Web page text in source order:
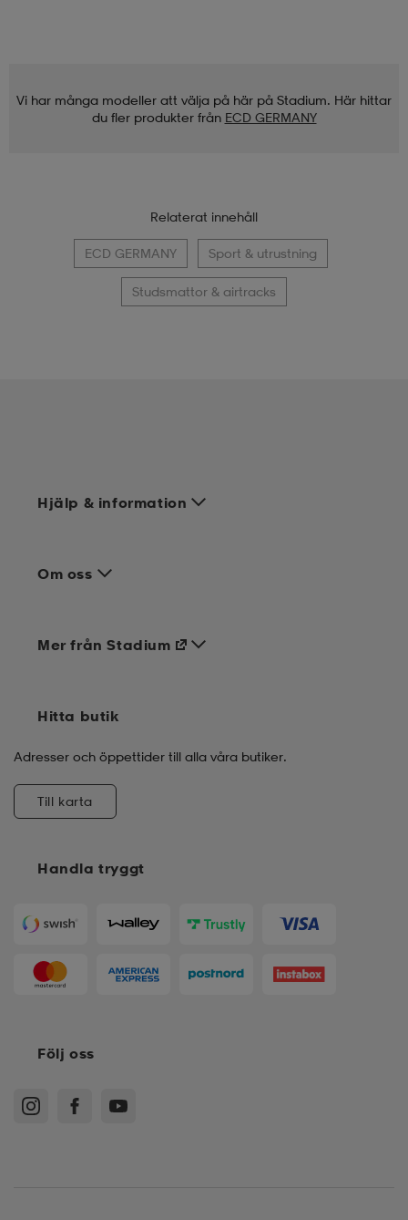
Vi har många modeller att välja på här på Stadium. Här hittar
du fler produkter från ECD GERMANY
Relaterat innehåll
ECD GERMANY Sport & utrustning
Studsmattor & airtracks
Hjälp & information
Om oss
Handla tryggt
Mer från Stadium
Hitta butik
Adresser och öppettider till alla våra butiker.
Till karta
Följ oss